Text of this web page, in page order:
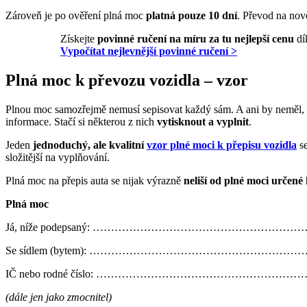
Zároveň je po ověření plná moc platná pouze 10 dní. Převod na
Získejte povinné ručení na míru za tu nejlepší cenu
Vypočítat nejlevnější povinné ručení >
Plná moc k převozu vozidla – vzor
Plnou moc samozřejmě nemusí sepisovat každý sám. A ani by
informace. Stačí si některou z nich vytisknout a vyplnit.
Jeden jednoduchý, ale kvalitnívzor plné moci k přepisu vozidla
složitější na vyplňování.
Plná moc na přepis auta se nijak výrazně neliší od plné moci
Plná moc
Já, níže podepsaný:
Se sídlem (bytem):
IČ nebo rodné číslo:
(dále jen jako zmocnitel)